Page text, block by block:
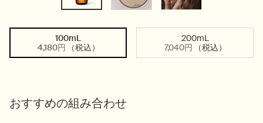
選択済み
100mL
4,180円
（税込）
, 1/2 選択済み
200mL
7,040円
（税込）
, 2/2
おすすめの組み合わせ